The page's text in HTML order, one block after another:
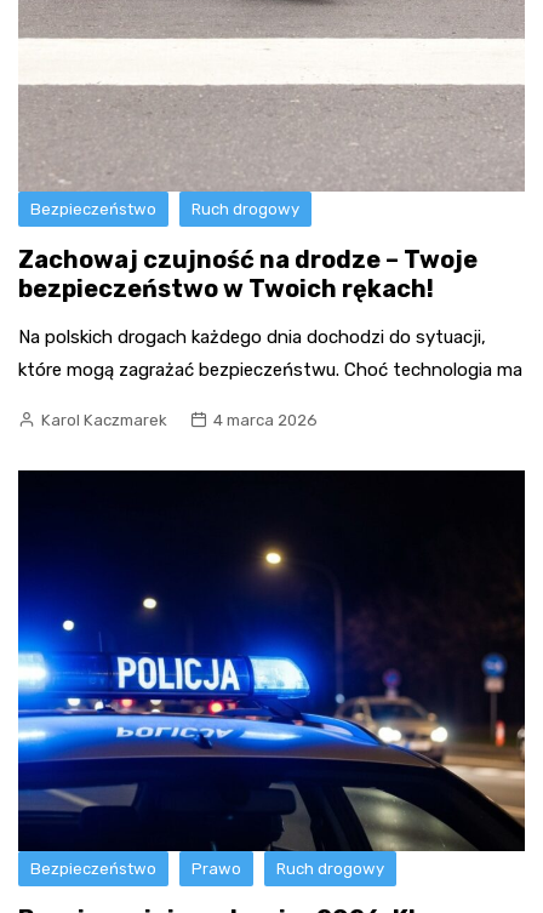
Bezpieczeństwo Ruch drogowy
Zachowaj czujność na drodze – Twoje
bezpieczeństwo w Twoich rękach!
Na polskich drogach każdego dnia dochodzi do sytuacji,
które mogą zagrażać bezpieczeństwu. Choć technologia ma
Karol Kaczmarek 4 marca 2026
Bezpieczeństwo Prawo Ruch drogowy